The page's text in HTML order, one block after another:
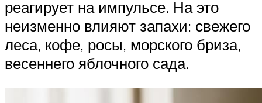
реагирует на импульсе. На это
неизменно влияют запахи: свежего
леса, кофе, росы, морского бриза,
весеннего яблочного сада.